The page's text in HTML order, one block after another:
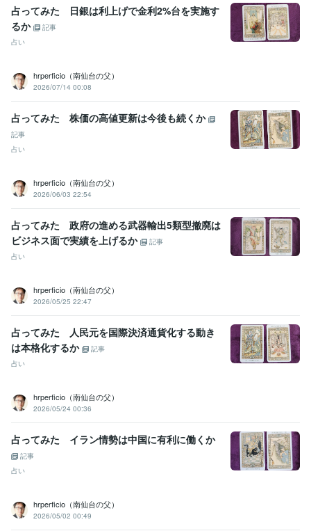
占ってみた 日銀は利上げで金利2%台を実施す
るか
記事
占い
hrperficio（南仙台の父）
2026/07/14 00:08
占ってみた 株価の高値更新は今後も続くか
記事
占い
hrperficio（南仙台の父）
2026/06/03 22:54
占ってみた 政府の進める武器輸出5類型撤廃は
ビジネス面で実績を上げるか
記事
占い
hrperficio（南仙台の父）
2026/05/25 22:47
占ってみた 人民元を国際決済通貨化する動き
は本格化するか
記事
占い
hrperficio（南仙台の父）
2026/05/24 00:36
占ってみた イラン情勢は中国に有利に働くか
記事
占い
hrperficio（南仙台の父）
2026/05/02 00:49